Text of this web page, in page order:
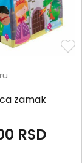
zamak
RSD